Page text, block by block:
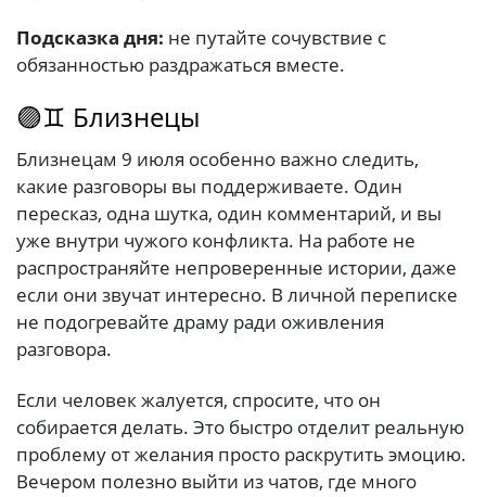
Подсказка дня: не путайте сочувствие с
обязанностью раздражаться вместе.
🟣♊ Близнецы
Близнецам 9 июля особенно важно следить,
какие разговоры вы поддерживаете. Один
пересказ, одна шутка, один комментарий, и вы
уже внутри чужого конфликта. На работе не
распространяйте непроверенные истории, даже
если они звучат интересно. В личной переписке
не подогревайте драму ради оживления
разговора.
Если человек жалуется, спросите, что он
собирается делать. Это быстро отделит реальную
проблему от желания просто раскрутить эмоцию.
Вечером полезно выйти из чатов, где много